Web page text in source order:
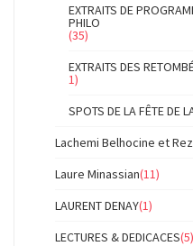
EXTRAITS DE
PHILO
(35)
EXTRAITS DES
1)
SPOTS DE LA FÊTE DE
Lachemi Belhocine et
Laure Minassian(11)
LAURENT DENAY(1)
LECTURES & DEDICACES(5)